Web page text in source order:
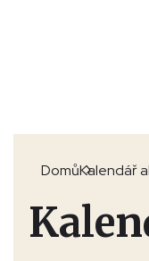
DomůKalendář